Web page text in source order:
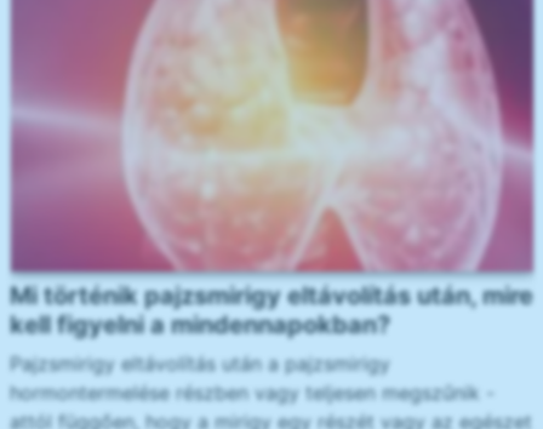
Mi történik pajzsmirigy eltávolítás után, mire
kell figyelni a mindennapokban?
Pajzsmirigy eltávolítás után a pajzsmirigy
hormontermelése részben vagy teljesen megszűnik -
attól függően, hogy a mirigy egy részét vagy az egészet